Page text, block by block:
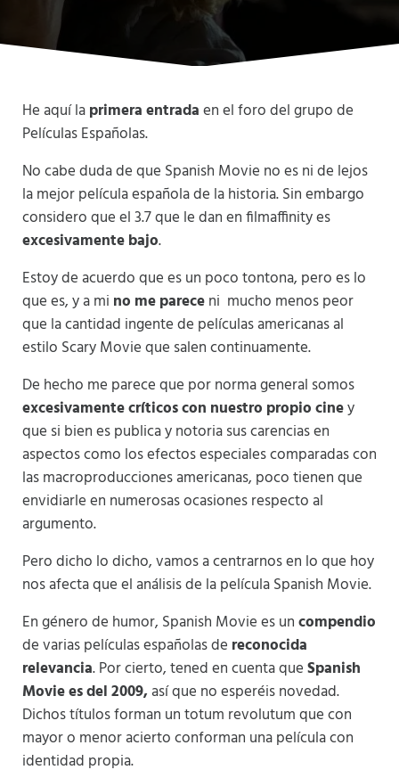
He aquí laprimera entradaen el foro del grupo de
Películas Españolas.
No cabe duda de que Spanish Movie no es ni de lejos
la mejor película española de la historia. Sin embargo
considero que el 3.7 que le dan en filmaffinity es
excesivamente bajo.
Estoy de acuerdo que es un poco tontona, pero es lo
que es, y a mi no me pareceni mucho menos peor
que la cantidad ingente de películas americanas al
estilo Scary Movie que salen continuamente.
De hecho me parece que por norma general somos
excesivamente críticos con nuestro propio ciney
que si bien es publica y notoria sus carencias en
aspectos como los efectos especiales comparadas con
las macroproducciones americanas, poco tienen que
envidiarle en numerosas ocasiones respecto al
argumento.
Pero dicho lo dicho, vamos a centrarnos en lo que hoy
nos afecta que el análisis de la película Spanish Movie.
En género de humor, Spanish Movie es uncompendio
de varias películas españolas de reconocida
relevancia. Por cierto, tened en cuenta queSpanish
Movie es del 2009,así que no esperéis novedad.
Dichos títulos forman un totum revolutum que con
mayor o menor acierto conforman una película con
identidad propia.